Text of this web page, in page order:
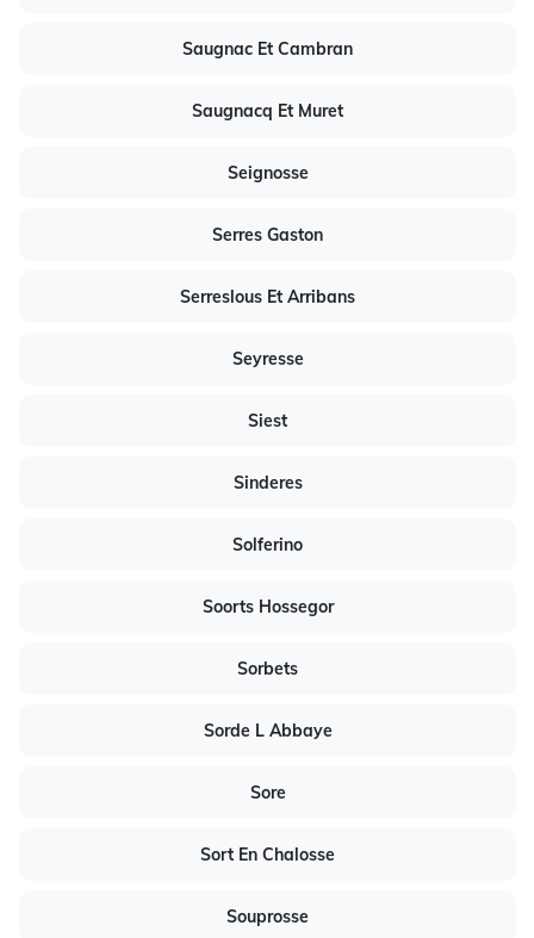
Saugnac Et Cambran
Saugnacq Et Muret
Seignosse
Serres Gaston
Serreslous Et Arribans
Seyresse
Siest
Sinderes
Solferino
Soorts Hossegor
Sorbets
Sorde L Abbaye
Sore
Sort En Chalosse
Souprosse